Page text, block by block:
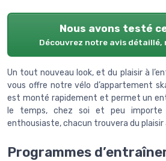
Nous avons testé
Découvrez notre avis
Un tout nouveau look, et du plaisir à
vous offre notre vélo d’appartement
est monté rapidement et permet un
le temps, chez soi et peu
enthousiaste, chacun trouvera du plaisir
Programmes